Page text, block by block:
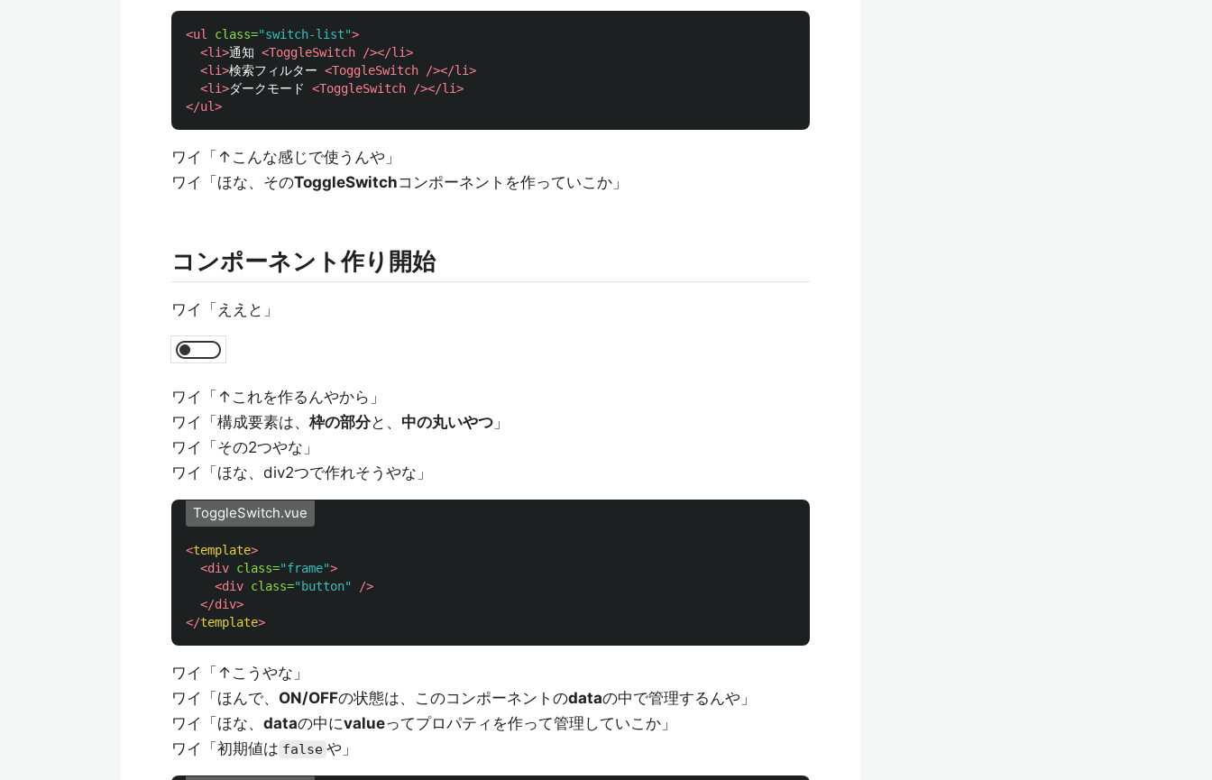
<ul class="switch-list">
<li>通知 <ToggleSwitch
/></li>
<li>検索フィルター <ToggleSwitch
/></li>
<li>ダークモード <ToggleSwitch
/></li>
</ul>
ワイ「↑こんな感じで使うんや」
ワイ「ほな、そのToggleSwitchコンポーネントを作っていこか」
コンポーネント作り開始
ワイ「ええと」
ワイ「↑これを作るんやから」
ワイ「構成要素は、 枠の部分と、 中の丸いやつ 」
ワイ「その2つやな」
ワイ「ほな、div2つで作れそうやな」
ToggleSwitch.vue
<template>
<div class="frame">
<div class="button"
/>
</div>
</template>
ワイ「↑こうやな」
ワイ「ほんで、 ON/OFFの状態は、このコンポーネントのdataの中で管理するんや」
ワイ「ほな、 dataの中にvalueってプロパティを作って管理していこか」
ワイ「初期値は false や」